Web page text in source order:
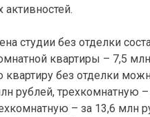
активностей.
студии без отделки
квартиры – 7,5
без отделки
рублей, трехкомнатную –
– за 13,6 млн